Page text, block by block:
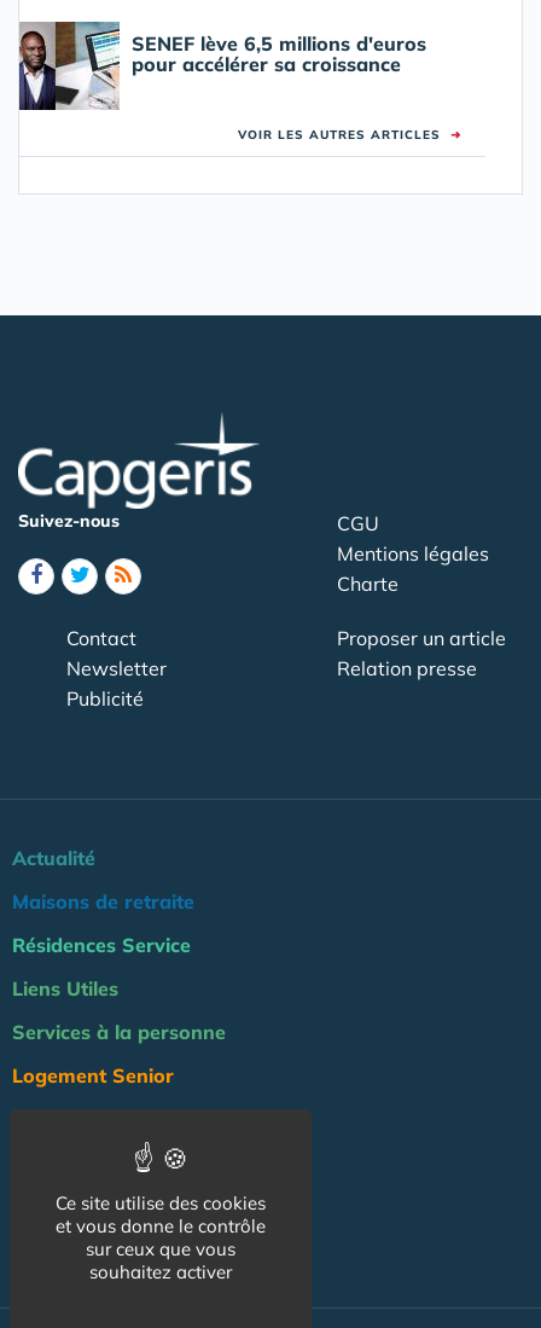
SENEF lève 6,5 millions d'euros
pour accélérer sa croissance
VOIR LES AUTRES ARTICLES ➜
Suivez-nous
CGU
Mentions légales
Charte
Contact
Newsletter
Publicité
Proposer un article
Relation presse
Actualité
Maisons de retraite
Résidences Service
Liens Utiles
Services à la personne
Logement Senior
Emploi & formation
Professionnels
NOS AUTRES SITES :
Ce site utilise des cookies
et vous donne le contrôle
sur ceux que vous
souhaitez activer